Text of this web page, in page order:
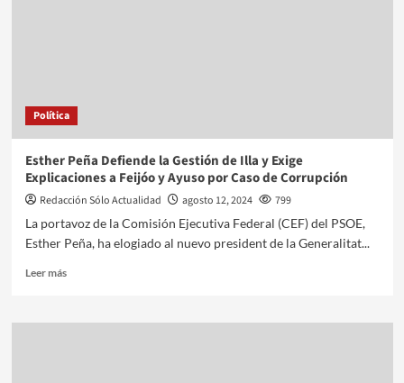
Política
Esther Peña Defiende la Gestión de Illa y Exige
Explicaciones a Feijóo y Ayuso por Caso de Corrupción
Redacción Sólo Actualidad agosto 12, 2024
799
La portavoz de la Comisión Ejecutiva Federal (CEF) del PSOE,
Esther Peña, ha elogiado al nuevo president de la Generalitat...
Leer más